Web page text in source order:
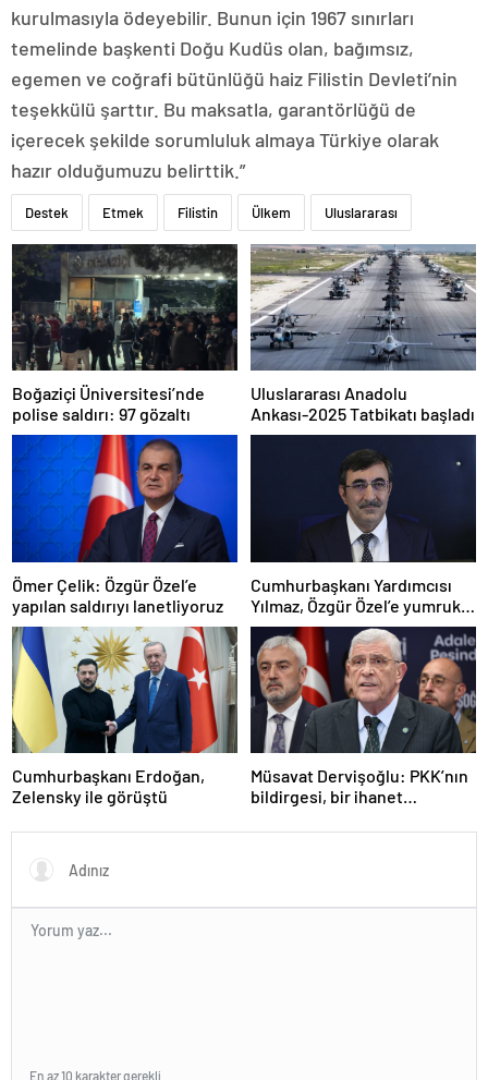
kurulmasıyla ödeyebilir. Bunun için 1967 sınırları
temelinde başkenti Doğu Kudüs olan, bağımsız,
egemen ve coğrafi bütünlüğü haiz Filistin Devleti’nin
teşekkülü şarttır. Bu maksatla, garantörlüğü de
içerecek şekilde sorumluluk almaya Türkiye olarak
hazır olduğumuzu belirttik.”
Destek Etmek Filistin Ülkem Uluslararası
Boğaziçi Üniversitesi’nde
polise saldırı: 97 gözaltı
Uluslararası Anadolu
Ankası-2025 Tatbikatı başladı
Ömer Çelik: Özgür Özel’e
yapılan saldırıyı lanetliyoruz
Cumhurbaşkanı Yardımcısı
Yılmaz, Özgür Özel’e yumruklu
saldırıyı kınadı
Cumhurbaşkanı Erdoğan,
Zelensky ile görüştü
Müsavat Dervişoğlu: PKK’nın
bildirgesi, bir ihanet
En az 10 karakter gerekli